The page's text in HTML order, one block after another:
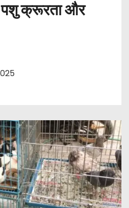
पशु क्रूरता और